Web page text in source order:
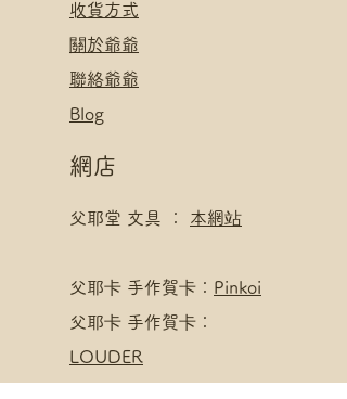
​收貨方式
關於爺爺
聯絡爺爺
Blog
網店
父耶堂 文具 ： 本網站
​父耶卡 手作賀卡： Pinkoi
父耶卡 手作賀卡：
LOUDER